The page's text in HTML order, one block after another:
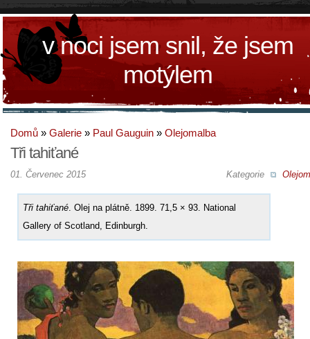
v noci jsem snil, že jsem
motýlem
Domů » Galerie » Paul Gauguin » Olejomalba
Tři tahiťané
Kategorie
01. Červenec 2015
Tři tahiťané . Olej na plátně. 1899. 71,5 × 93. National
Gallery of Scotland, Edinburgh.